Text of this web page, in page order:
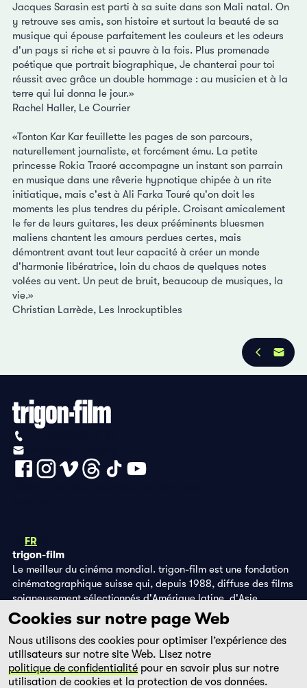
Jacques Sarasin est parti à sa suite dans son Mali natal. On
y retrouve ses amis, son histoire et surtout la beauté de sa
musique qui épouse parfaitement les couleurs et les odeurs
d'un pays si riche et si pauvre à la fois. Plus promenade
poétique que portrait biographique, Je chanterai pour toi
réussit avec grâce un double hommage : au musicien et à la
terre qui lui donna le jour.»
Rachel Haller, Le Courrier
«Tonton Kar Kar feuillette les pages de son parcours,
naturellement journaliste, et forcément ému. La petite
princesse Rokia Traoré accompagne un instant son parrain
en musique dans une rêverie hypnotique chipée à un rite
initiatique, mais c'est à Ali Farka Touré qu'on doit les
moments les plus tendres du périple. Croisant amicalement
le fer de leurs guitares, les deux prééminents bluesmen
maliens chantent les amours perdues certes, mais
démontrent avant tout leur capacité à créer un monde
d'harmonie libératrice, loin du chaos de quelques notes
volées au vent. Un peut de bruit, beaucoup de musiques, la
vie.»
Christian Larrède, Les Inrockuptibles
FR
trigon-film
Le meilleur du cinéma mondial. trigon-film est une fondation
cinématographique suisse qui, depuis 1988, diffuse des films
soigneusement sélectionnés d'Amérique latine, d'Asie,
d'Afrique et d'Europe de l'Est, dans les salles de cinéma,
grâce à ses propres éditions DVD et sur la plateforme de
streaming filmingo.
Cookies sur notre page Web
Nous utilisons des cookies pour optimiser l’expérience des
utilisateurs sur notre site Web. Lisez notre
politique de confidentialité pour en savoir plus sur notre
utilisation de cookies et la protection de vos données.